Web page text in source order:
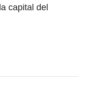
capital del